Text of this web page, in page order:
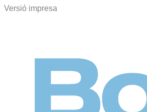
Versió impresa